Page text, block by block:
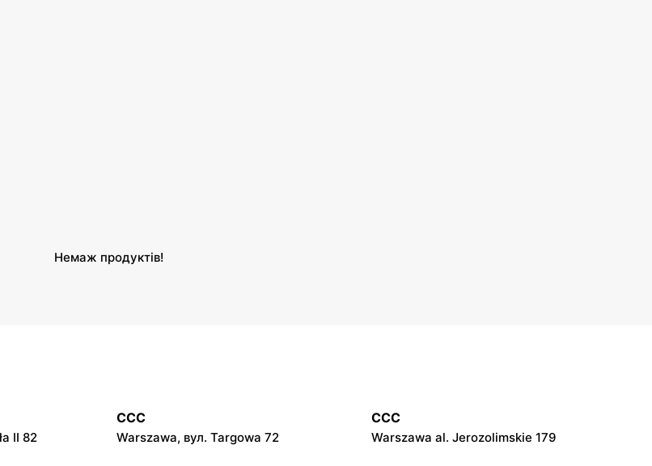
Немаж продуктів!
II 82
CCC
Warszawa, вул. Targowa 72
CCC
Warszawa al. Jerozolimskie 179